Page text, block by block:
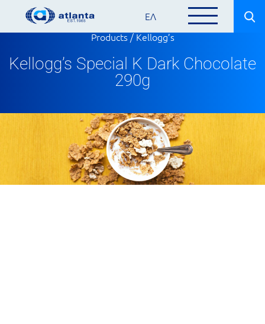
ΕΛ
Products/Kellogg’s
Kellogg’s Special K Dark Chocolate
290g